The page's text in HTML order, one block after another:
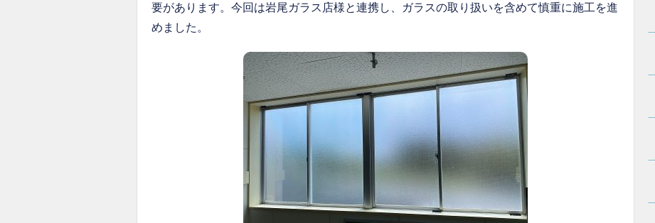
要があります。今回は岩尾ガラス店様と連携し、ガラスの取り扱いを含めて慎重に施工を進
めました。